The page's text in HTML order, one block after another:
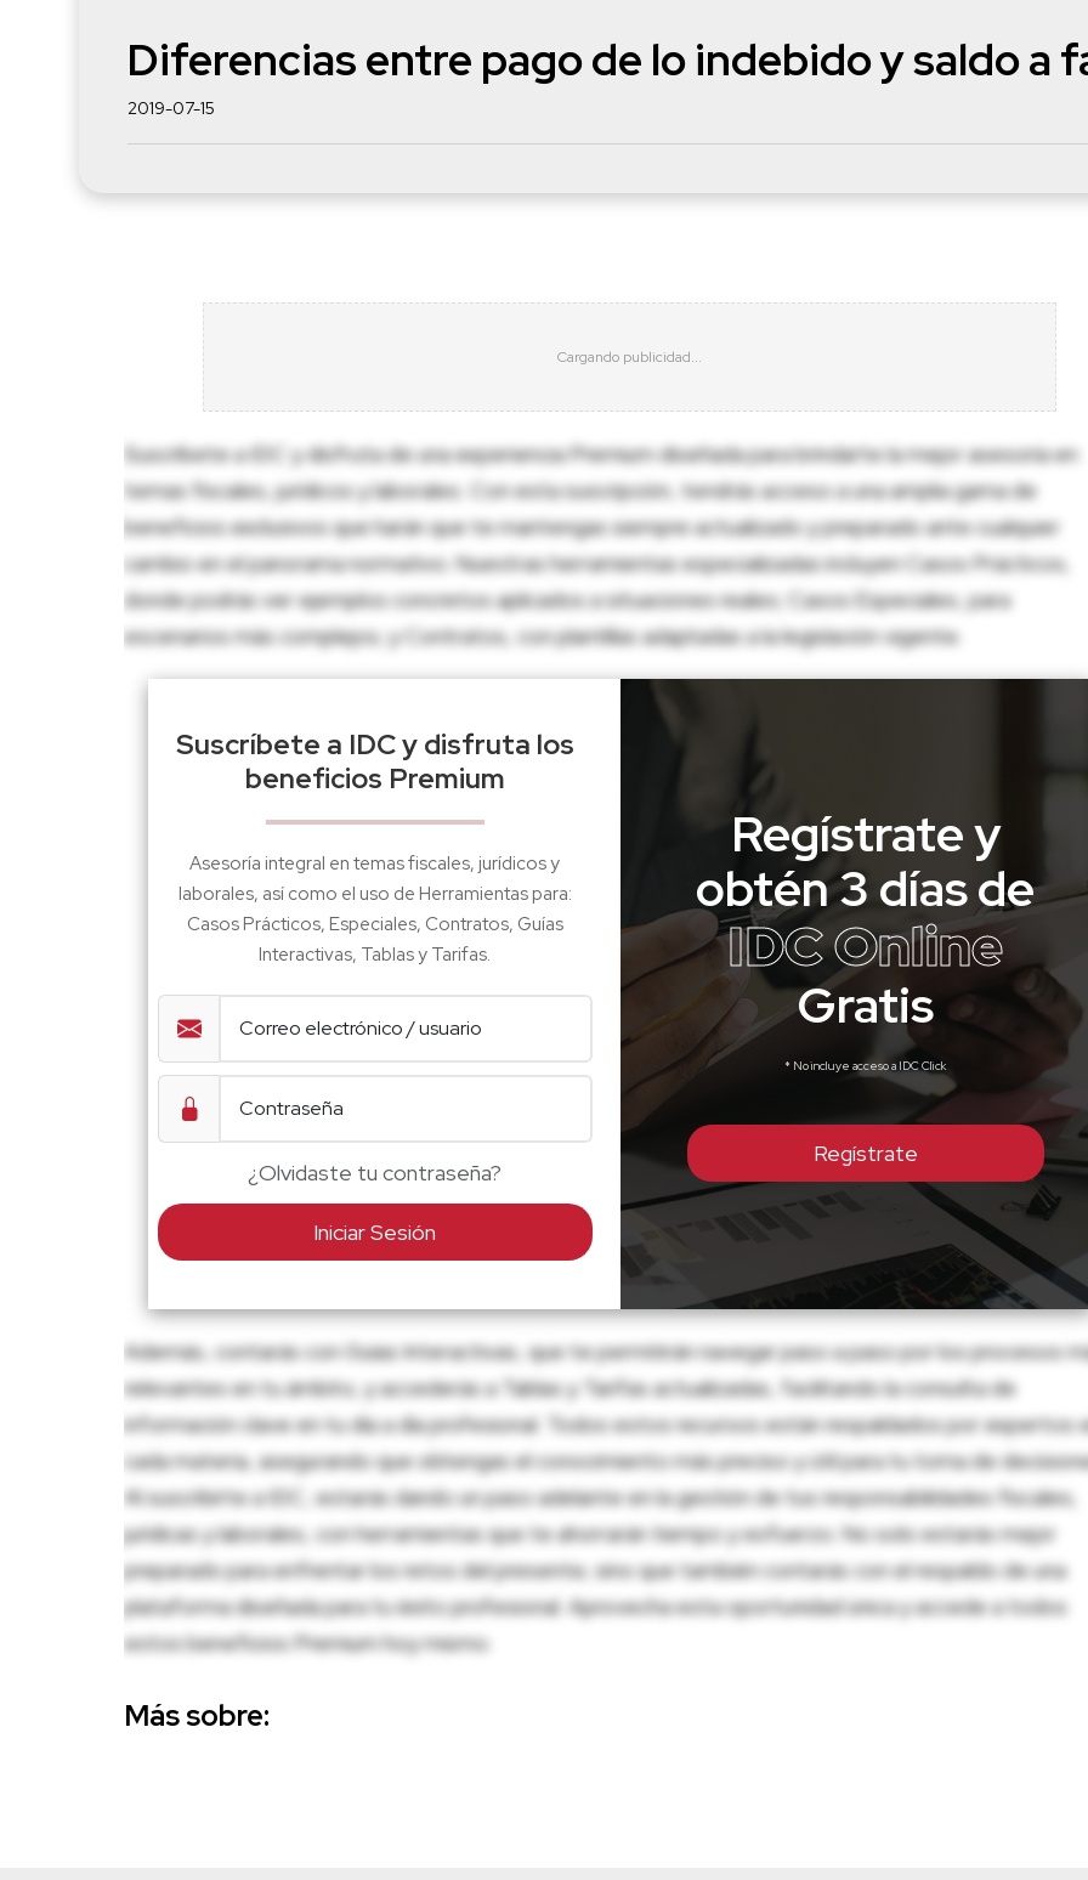
Diferencias entre pago de lo indebido y saldo a
2019-07-15
Suscríbete a IDC y disfruta de una experiencia Premium diseñada para brindarte la mejor asesoría en
temas fiscales, jurídicos y laborales. Con esta suscripción, tendrás acceso a una amplia gama de
beneficios exclusivos que harán que te mantengas siempre actualizado y preparado ante cualquier
cambio en el panorama normativo. Nuestras herramientas especializadas incluyen Casos Prácticos,
donde podrás ver ejemplos concretos aplicados a situaciones reales; Casos Especiales, para
escenarios más complejos; y Contratos, con plantillas adaptadas a la legislación vigente.
Suscríbete a IDC y disfruta los
beneficios Premium
Asesoría integral en temas fiscales, jurídicos y
laborales, así como el uso de Herramientas para:
Casos Prácticos, Especiales, Contratos, Guías
Interactivas, Tablas y Tarifas.
¿Olvidaste tu contraseña?
Iniciar Sesión
Regístrate y
obtén 3 días de
IDC Online
Gratis
* No incluye acceso a IDC Click
Regístrate
Además, contarás con Guías Interactivas, que te permitirán navegar paso a paso por los procesos
relevantes en tu ámbito, y accederás a Tablas y Tarifas actualizadas, facilitando la consulta de
información clave en tu día a día profesional. Todos estos recursos están respaldados por expertos
cada materia, asegurando que obtengas el conocimiento más preciso y útil para tu toma de
Al suscribirte a IDC, estarás dando un paso adelante en la gestión de tus responsabilidades fiscales,
jurídicas y laborales, con herramientas que te ahorrarán tiempo y esfuerzo. No solo estarás mejor
preparado para enfrentar los retos del presente, sino que también contarás con el respaldo de una
plataforma diseñada para tu éxito profesional. Aprovecha esta oportunidad única y accede a todos
estos beneficios Premium hoy mismo.
Más sobre: